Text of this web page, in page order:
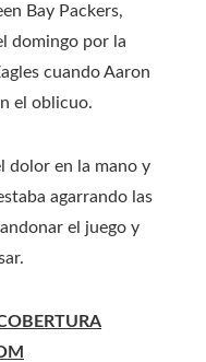
Bay Packers,
domingo por la
cuando Aaron
el oblicuo.
dolor en la mano y
agarrando las
el juego y